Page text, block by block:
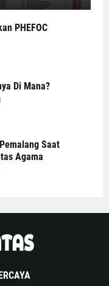
PHEFOC
Di Mana?
Saat
Agama